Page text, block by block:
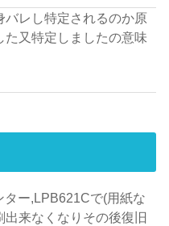
バレし特定されるのか原
た又特定しましたの意味
ー,LPB621Cで(用紙な
来なくなりその後復旧